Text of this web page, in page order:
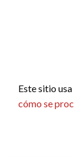
Este sitio
cómo se